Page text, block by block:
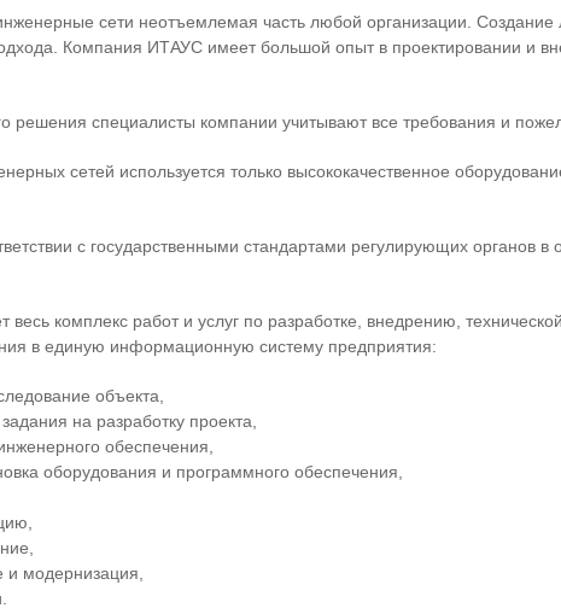
сети неотъемлемая часть любой организации. Создание
Компания ИТАУС имеет большой опыт в проектировании и
решения специалисты компании учитывают все требования и
сетей используется только высококачественное
с государственными стандартами регулирующих органов в
комплекс работ и услуг по разработке, внедрению,
в единую информационную систему предприятия:
объекта,
на разработку проекта,
обеспечения,
оборудования и программного обеспечения,
и модернизация,